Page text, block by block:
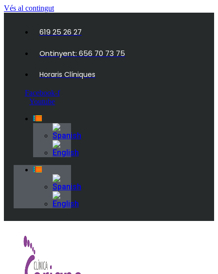
Vés al contingut
619 25 26 27
Ontinyent: 656 70 73 75
Horaris Clíniques
Facebook-f
Youtube